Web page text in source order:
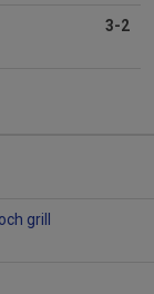
3-2
grill